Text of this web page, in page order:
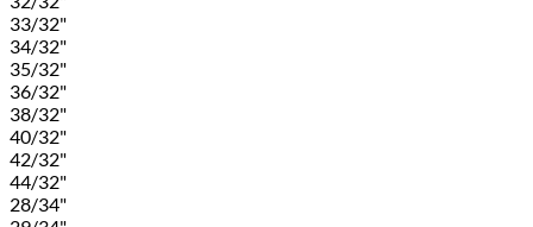
33/32"
34/32"
35/32"
36/32"
38/32"
40/32"
42/32"
44/32"
28/34"